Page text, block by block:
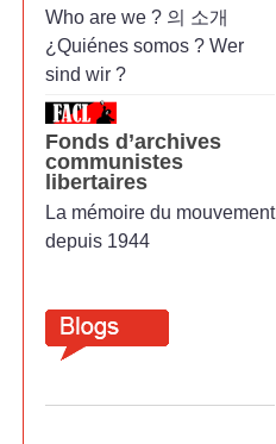
Who are we ? 의 소개
¿Quiénes somos ? Wer
sind wir ?
Fonds d’archives
communistes
libertaires
La mémoire du mouvement
depuis 1944